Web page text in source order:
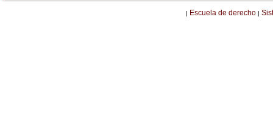
| Escuela de derecho |